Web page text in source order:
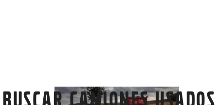
BUSCAR CAMIONES USADOS